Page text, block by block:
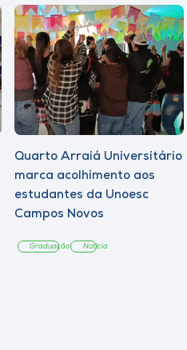
Quarto Arraiá Universitário
marca acolhimento aos
estudantes da Unoesc
Campos Novos
Graduação Notícia